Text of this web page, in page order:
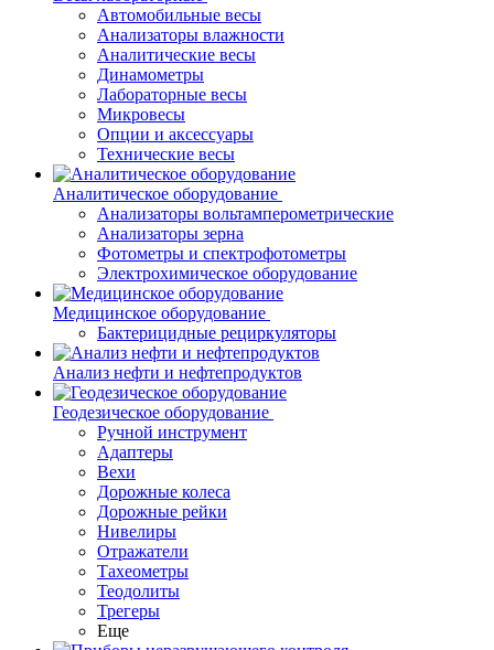
Автомобильные весы
Анализаторы влажности
Аналитические весы
Динамометры
Лабораторные весы
Микровесы
Опции и аксессуары
Технические весы
Аналитическое оборудование
Анализаторы вольтамперометрические
Анализаторы зерна
Фотометры и спектрофотометры
Электрохимическое оборудование
Медицинское оборудование
Бактерицидные рециркуляторы
Анализ нефти и нефтепродуктов
Геодезическое оборудование
Ручной инструмент
Адаптеры
Вехи
Дорожные колеса
Дорожные рейки
Нивелиры
Отражатели
Тахеометры
Теодолиты
Трегеры
Еще